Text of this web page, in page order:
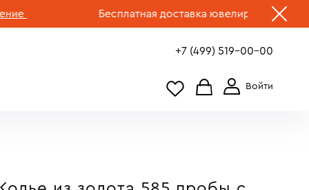
Бесплатная доставка ювелирных изделий по
+7 (499) 519-00-00